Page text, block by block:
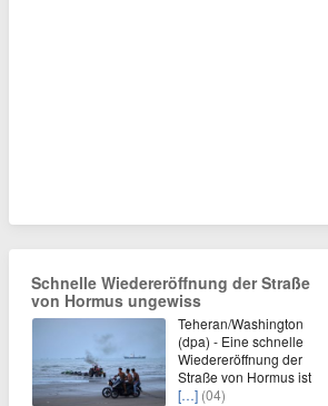
Schnelle Wiedereröffnung der Straße
von Hormus ungewiss
Teheran/Washington
(dpa) - Eine schnelle
Wiedereröffnung der
Straße von Hormus ist
[…] (04)